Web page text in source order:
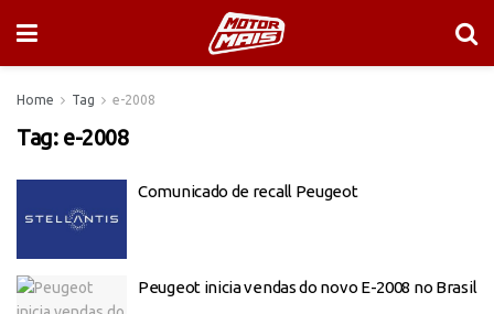
Home Tag e-2008
Tag: e-2008
Comunicado de recall Peugeot
Peugeot inicia vendas do novo E-2008 no Brasil